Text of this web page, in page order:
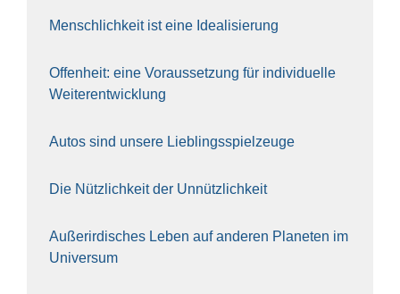
Mensch­lich­keit ist eine Idea­li­sie­rung
Offen­heit: eine Vor­aus­set­zung für indi­vi­du­el­le
Wei­ter­ent­wick­lung
Autos sind unse­re Lieb­lings­spiel­zeu­ge
Die Nütz­lich­keit der Unnütz­lich­keit
Außer­ir­di­sches Leben auf ande­ren Pla­ne­ten im
Uni­ver­sum